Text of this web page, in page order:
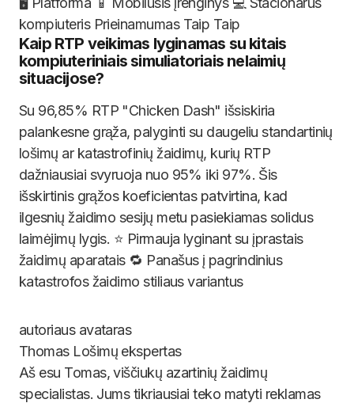
kompiuteris Prieinamumas Taip Taip
Kaip RTP veikimas lyginamas su kitais
kompiuteriniais simuliatoriais nelaimių
situacijose?
Su 96,85% RTP "Chicken Dash" išsiskiria
palankesne grąža, palyginti su daugeliu standartinių
lošimų ar katastrofinių žaidimų, kurių RTP
dažniausiai svyruoja nuo 95% iki 97%. Šis
išskirtinis grąžos koeficientas patvirtina, kad
ilgesnių žaidimo sesijų metu pasiekiamas solidus
laimėjimų lygis. ⭐ Pirmauja lyginant su įprastais
žaidimų aparatais 🔁 Panašus į pagrindinius
katastrofos žaidimo stiliaus variantus
Thomas Lošimų ekspertas
Aš esu Tomas, viščiukų azartinių žaidimų
specialistas. Jums tikriausiai teko matyti reklamas